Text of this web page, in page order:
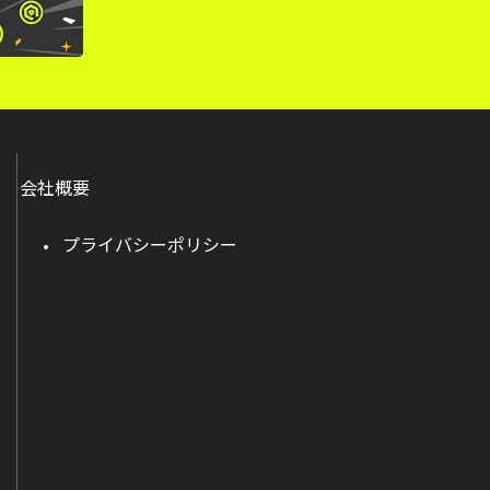
会社概要
プライバシーポリシー